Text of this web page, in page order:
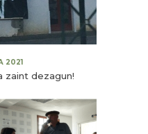
2021
zaint dezagun!